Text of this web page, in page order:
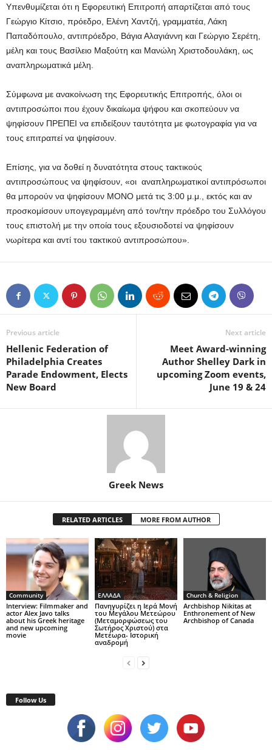
Υπενθυμίζεται ότι η Εφορευτική Επιτροπή απαρτίζεται από τους
Γεώργιο Κίτσιο, πρόεδρο, Ελένη Χαντζή, γραμματέα, Λάκη
Παπαδόπουλο, αντιπρόεδρο, Βάγια Αλαγιάννη και Γεώργιο Σερέτη,
μέλη και τους Βασίλειο Μαξούτη και Μανώλη Χριστοδουλάκη, ως
αναπληρωματικά μέλη.
Σύμφωνα με ανακοίνωση της Εφορευτικής Επιτροπής, όλοι οι
αντιπροσώποι που έχουν δικαίωμα ψήφου και σκοπεύουν να
ψηφίσουν ΠΡΕΠΕΙ να επιδείξουν ταυτότητα με φωτογραφία για να
τους επιτραπεί να ψηφίσουν.
Επίσης, για να δοθεί η δυνατότητα στους τακτικούς
αντιπροσώπους να ψηφίσουν, «οι αναπληρωματικοί αντιπρόσωποι
θα μπορούν να ψηφίσουν ΜΟΝΟ μετά τις 3:00 μ.μ., εκτός και αν
προσκομίσουν υπογεγραμμένη από τον/την πρόεδρο του Συλλόγου
τους επιστολή με την οποία τους εξουσιοδοτεί να ψηφίσουν
νωρίτερα και αντί του τακτικού αντιπροσώπου».
Previous article
Hellenic Federation of
Philadelphia Creates
Parade Endowment, Elects
New Board
Next article
Meet Award-winning
Author Shelley Dark in
upcoming Zoom events,
June 19 & 24
Greek News
RELATED ARTICLES MORE FROM AUTHOR
Community
Interview: Filmmaker and
actor Alex Javo talks
about his Greek heritage
and new upcoming
movie
ΕΛΛΑΔΑ
Πανηγυρίζει η Ιερά Μονή
του Μεγάλου Μετεώρου
(Μεταμορφώσεως του
Σωτήρος Χριστού) στα
Μετέωρα- Ιστορική
αναδρομή
Church & Religion
Archbishop Nikitas at
Enthronement of New
Archbishop of Canada
Follow Us